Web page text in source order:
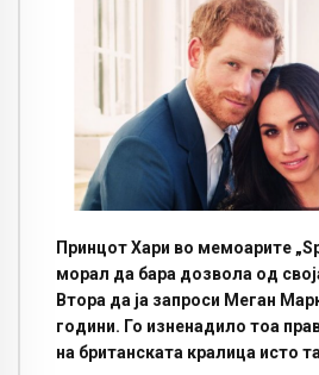
Принцот Хари во мемоарите
морал да бара дозвола од
Втора да ја запроси Меган
години. Го изненадило тоа
на британската кралица исто